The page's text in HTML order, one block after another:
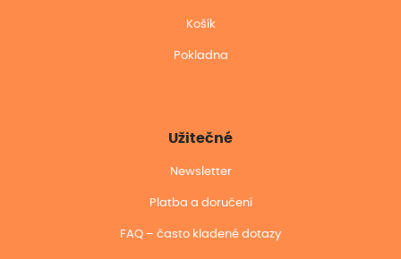
Košík
Pokladna
Užitečné
Newsletter
Platba a doručení
FAQ – často kladené dotazy